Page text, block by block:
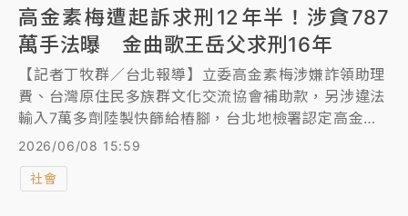
高金素梅遭起訴求刑12年半！涉貪787
萬手法曝 金曲歌王岳父求刑16年
【記者丁牧群／台北報導】立委高金素梅涉嫌詐領助理
費、台灣原住民多族群文化交流協會補助款，另涉違法
輸入7萬多劑陸製快篩給樁腳，台北地檢署認定高金素
梅等人詐領助理費等費用一共787萬元，今依《貪污治
《醫療器材管理法》意圖供應未經核准擅自輸入醫療器
2026/06/08 15:59
社會